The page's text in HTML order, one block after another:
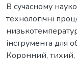
В сучасному
технологічні
інструмента для
Коронний, тихий,